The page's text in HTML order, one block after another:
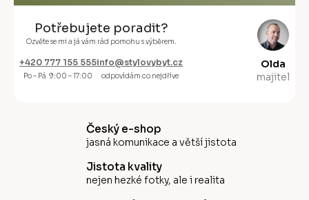
Potřebujete poradit?
Ozvěte se mi a já vám rád pomohu s výběrem.
+420 777 155 555
Po – Pá 9:00 – 17:00
info@stylovybyt.cz
odpovídám co nejdříve
Olda
majitel
Český e-shop
jasná komunikace a větší jistota
Jistota kvality
nejen hezké fotky, ale i realita